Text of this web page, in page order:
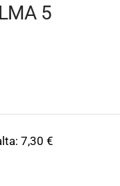
5
7,30 €